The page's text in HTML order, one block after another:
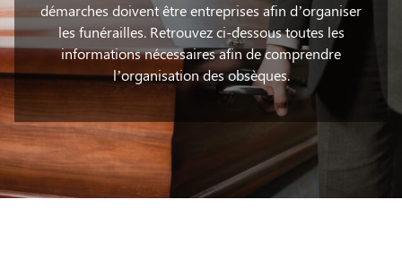
SERVICES AUX FAMILLES
ESPACES HOMMAGES
CONFIGURATEUR DE MONUMENT
démarches doivent être entreprises afin d’organiser
les funérailles. Retrouvez ci-dessous toutes les
informations nécessaires afin de comprendre
l’organisation des obsèques.